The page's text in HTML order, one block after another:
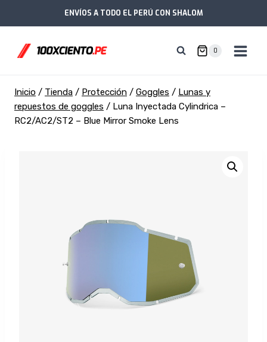
al
ENVÍOS A TODO EL PERÚ CON SHALOM
0
Inicio / Tienda / Protección / Goggles / Lunas y
repuestos de goggles / Luna Inyectada Cylindrica –
RC2/AC2/ST2 – Blue Mirror Smoke Lens